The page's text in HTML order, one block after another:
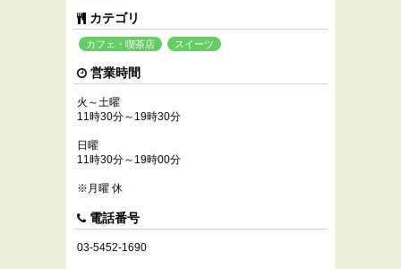
カテゴリ
カフェ・喫茶店 スイーツ
営業時間
火～土曜
11時30分～19時30分
日曜
11時30分～19時00分
※月曜 休
電話番号
03-5452-1690